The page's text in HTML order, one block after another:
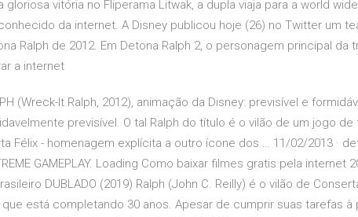
gloriosa vitória no Fliperama Litwak, a dupla viaja para a world
da internet. A Disney publicou hoje (26) no Twitter um
Ralph de 2012. Em Detona Ralph 2, o personagem principal da
a internet
(Wreck-It Ralph, 2012), animação da Disney: previsível e
previsível. O tal Ralph do título é o vilão de um jogo de
Félix - homenagem explícita a outro ícone dos … 11/02/2013 ·
GAMEPLAY. Loading Como baixar filmes gratis pela internet
DUBLADO (2019) Ralph (John C. Reilly) é o vilão de
está completando 30 anos. Apesar de cumprir suas tarefas à